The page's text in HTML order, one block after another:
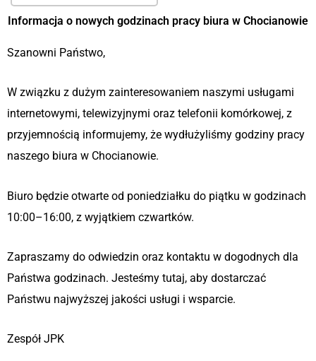
Informacja o nowych godzinach pracy biura w Chocianowie
Szanowni Państwo,
W związku z dużym zainteresowaniem naszymi usługami
internetowymi, telewizyjnymi oraz telefonii komórkowej, z
przyjemnością informujemy, że wydłużyliśmy godziny pracy
naszego biura w Chocianowie.
Biuro będzie otwarte od poniedziałku do piątku w godzinach
10:00–16:00, z wyjątkiem czwartków.
Zapraszamy do odwiedzin oraz kontaktu w dogodnych dla
Państwa godzinach. Jesteśmy tutaj, aby dostarczać
Państwu najwyższej jakości usługi i wsparcie.
Zespół JPK